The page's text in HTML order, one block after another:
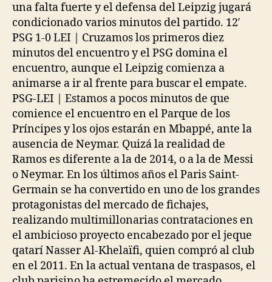
una falta fuerte y el defensa del Leipzig jugará
condicionado varios minutos del partido. 12′
PSG 1-0 LEI | Cruzamos los primeros diez
minutos del encuentro y el PSG domina el
encuentro, aunque el Leipzig comienza a
animarse a ir al frente para buscar el empate.
PSG-LEI | Estamos a pocos minutos de que
comience el encuentro en el Parque de los
Príncipes y los ojos estarán en Mbappé, ante la
ausencia de Neymar. Quizá la realidad de
Ramos es diferente a la de 2014, o a la de Messi
o Neymar. En los últimos años el Paris Saint-
Germain se ha convertido en uno de los grandes
protagonistas del mercado de fichajes,
realizando multimillonarias contrataciones en
el ambicioso proyecto encabezado por el jeque
qatarí Nasser Al-Khelaïfi, quien compró al club
en el 2011. En la actual ventana de traspasos, el